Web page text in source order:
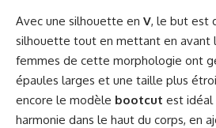
Avec une silhouette en V, le but est
silhouette tout en mettant en avant
femmes de cette morphologie ont
épaules larges et une taille plus
encore le modèle bootcut est idéal
harmonie dans le haut du corps, en